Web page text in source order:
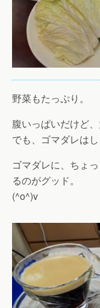
野菜もたっぷり。
腹いっぱいだけど
でも、ゴマダレは
ゴマダレに、ちょ
るのがグッド。
(^o^)v